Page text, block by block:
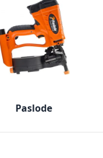
Paslode